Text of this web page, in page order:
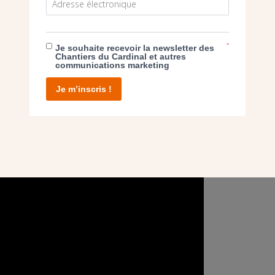
été inspirée et inspirante pour réaliser ces
des personnes et lieux exceptionnels
Je souhaite recevoir la newsletter des
Chantiers du Cardinal et autres
communications marketing
*
Je m’inscris !